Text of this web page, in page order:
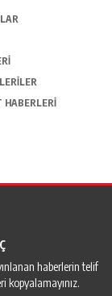
HABERLERİ
haberlerin telif
kopyalamayınız.